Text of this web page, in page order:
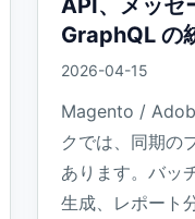
API、メッセ
GraphQL の
2026-04-15
Magento /
クでは、同期の
あります。バッ
生成、レポート